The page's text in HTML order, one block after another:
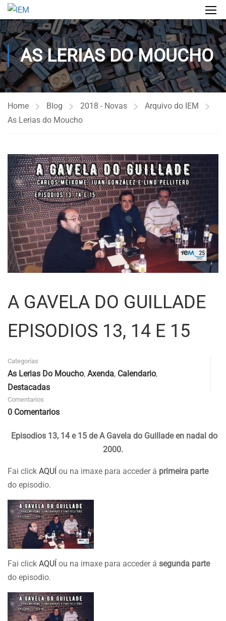
AS LERIAS DO MOUCHO
Home Blog 2018 - Novas
Arquivo do IEM
As Lerias do Moucho
A GAVELA DO GUILLADE
EPISODIOS 13, 14 E 15
Categorías
As Lerias Do Moucho, Axenda, Calendario,
Destacadas
Comentarios
0 Comentarios
Episodios 13, 14 e 15 de A Gavela do Guillade en nadal do
2000.
Fai click AQUÍ ou na imaxe para acceder á primeira parte
do episodio.
Fai click AQUÍ ou na imaxe para acceder á segunda parte
do episodio.